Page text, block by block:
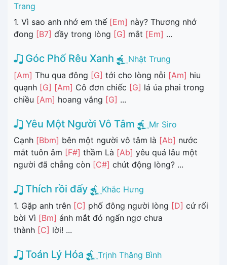
Trang
1. Vì sao anh nhớ em thế [Em] này? Thương nhớ
đong [B7] đầy trong lòng [G] mắt [Em] ...
Góc Phố Rêu Xanh
Nhật Trung
[Am] Thu qua đông [G] tới cho lòng nỗi [Am] hiu
quạnh [G] [Am] Cô đơn chiếc [G] lá úa phai trong
chiều [Am] hoang vắng [G] ...
Yêu Một Người Vô Tâm
Mr Siro
Cạnh [Bbm] bên một người vô tâm là [Ab] nước
mắt tuôn âm [F#] thầm Là [Ab] yêu quá lâu một
người đã chẳng còn [C#] chút động lòng? ...
Thích rồi đấy
Khắc Hưng
1. Gặp anh trên [C] phố đông người lòng [D] cứ rối
bời Vì [Bm] ánh mắt đó ngẩn ngơ chưa
thành [C] lời! ...
Toán Lý Hóa
Trịnh Thăng Bình